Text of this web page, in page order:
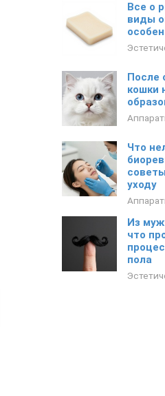
Все о
виды
После
кошки
Что
уходу
Из
что
пола